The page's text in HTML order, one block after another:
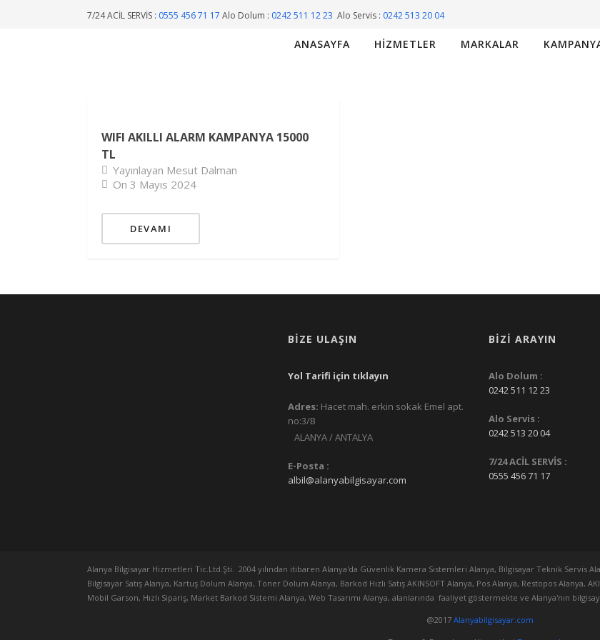
7/24 ACİL SERVİS : 0555 456 71 17 Alo Dolum : 0242 511 12 23 Alo Servis : 0242 513 20 04
ANASAYFA HIZMETLER MARKALAR
WIFI AKILLI ALARM KAMPANYA 15000
TL
Yayınlayan Mesut Dalman
On 3 Mayıs 2024
DEVAMI
BIZE ULAŞIN
Yol Tarifi için tıklayın
Adres: Hacet mah. erkin sokak Emel apt.
no:3/B
ALANYA / ANTALYA
E-Posta :
albil@alanyabilgisayar.com
BIZI ARAYIN
Alo Dolum :
0242 511 12 23
Alo Servis :
0242 513 20 04
7/24 ACİL SERVİS :
0555 456 71 17
Alanya Bilgisayar Hizmetleri Tic.Ltd.Şti. 2004 yılından itibaren Alanya'da Güvenlik Kamera Sistemleri Alanya, Bilgisayar Teknik Servis
Bilgisayar Satış Alanya, Kartuş Dolum Alanya, Toner Dolum Alanya, Barkod Hızlı Satış AKINSOFT Alanya, Pos Alanya, Restopos Alanya,
Mobil Garson, Hızlı Sipariş, Market Barkod Sistemi Alanya, Web Tasarımı Alanya, alanlarında faaliyet göstermekte ve Alanya'nın
@2017 Alanyabilgisayar.com